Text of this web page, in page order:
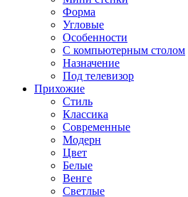
Форма
Угловые
Особенности
С компьютерным столом
Назначение
Под телевизор
Прихожие
Стиль
Классика
Современные
Модерн
Цвет
Белые
Венге
Светлые